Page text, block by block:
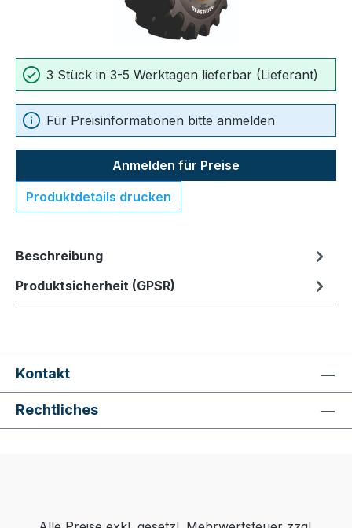
3 Stück in 3-5 Werktagen lieferbar (Lieferant)
Für Preisinformationen bitte anmelden
Anmelden für Preise
Produktdetails drucken
Beschreibung
Produktsicherheit (GPSR)
Kontakt
Rechtliches